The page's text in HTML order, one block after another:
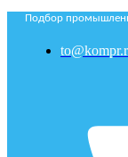
Подбор